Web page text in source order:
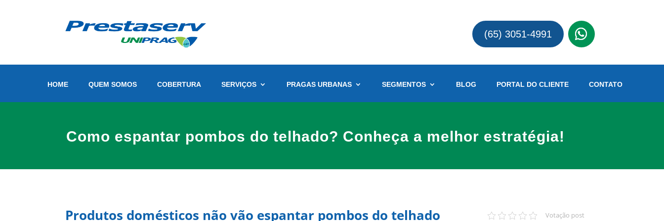
(65) 3051-4991
HOME QUEM SOMOS COBERTURA SERVIÇOS PRAGAS URBANAS SEGMENTOS BLOG PORTAL DO CLIENTE CONTATO
Como espantar pombos do telhado? Conheça a melhor estratégia!
Produtos domésticos não vão espantar pombos do telhado Votação post